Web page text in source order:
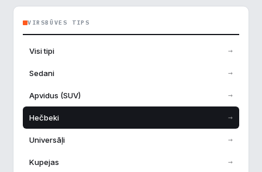
VIRSBŪVES TIPS
Visi tipi →
Sedani →
Apvidus (SUV) →
Hečbeki →
Universāļi →
Kupejas →